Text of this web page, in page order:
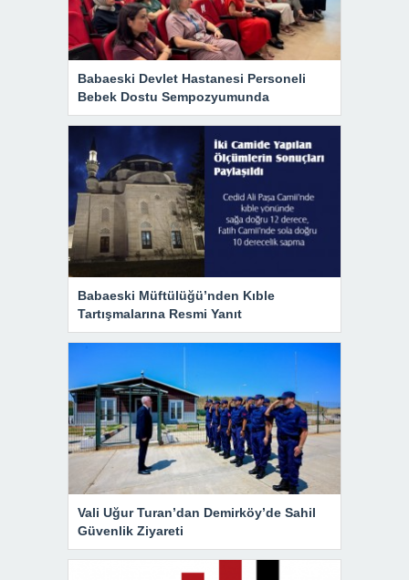
Babaeski Devlet Hastanesi Personeli
Bebek Dostu Sempozyumunda
Babaeski Müftülüğü’nden Kıble
Tartışmalarına Resmi Yanıt
Vali Uğur Turan’dan Demirköy’de Sahil
Güvenlik Ziyareti